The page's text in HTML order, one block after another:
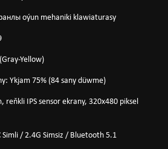
oýun mehaniki klawiaturasy
Yellow)
Ykjam 75% (84 sany düwme)
IPS sensor ekrany, 320x480 piksel
Simli / 2.4G Simsiz / Bluetooth 5.1